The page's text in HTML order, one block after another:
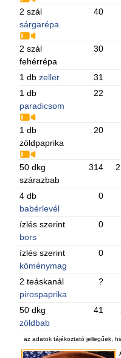
2 szál
sárgarépa
40
2 szál
fehérrépa
30
1 dbzeller 31
1 db
paradicsom
22
1 db
zöldpaprika
20
50 dkg
szárazbab
314
4 db
babérlevél
0
ízlés szerint
bors
0
ízlés szerint
köménymag
0
2 teáskanál
pirospaprika
?
50 dkg
zöldbab
41
az adatok tájékoztató jellegűek,